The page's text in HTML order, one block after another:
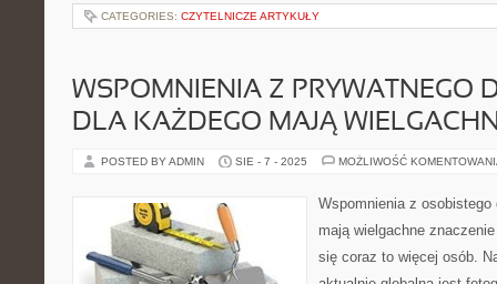
CATEGORIES: CZYTELNICZE ARTYKUŁY
WSPOMNIENIA Z PRYWATNEGO
DLA KAŻDEGO MAJĄ
POSTED BY ADMIN SIE - 7 - 2025 MOŻLIWOŚĆ
Wspomnienia z
mają wielgachne
się coraz to więcej osób.